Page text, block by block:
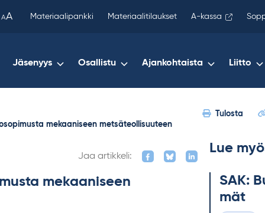
AA Materiaalipankki Materiaalitilaukset A-kassa
Jäsenyys Osallistu Ajankohtaista Liitto
mekaaniseen metsäteollisuuteen
Tulosta
Jaa artikkeli:
mekaaniseen
Lue
SAK:
mät
copied
your
clipboard.)